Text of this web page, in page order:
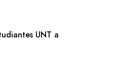
UNT a